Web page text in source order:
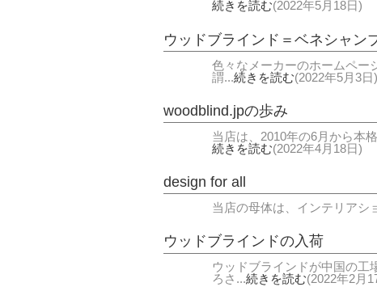
続きを読む(2022年5月18日)
ウッドブラインド＝ベネシャン
色々なメーカーのホームペー
謂...続きを読む(2022年5月3日)
woodblind.jpの歩み
当店は、2010年の6月から本
続きを読む(2022年4月18日)
design for all
当店の母体は、インテリアシ
ウッドブラインドの入荷
ウッドブラインドが中国の工
ろさ...続きを読む(2022年2月